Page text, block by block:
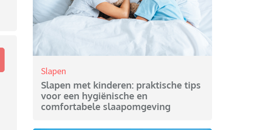
Slapen
Slapen met kinderen: praktische tips
voor een hygiënische en
comfortabele slaapomgeving